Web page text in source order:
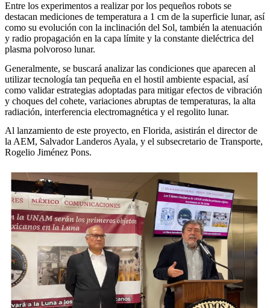
Entre los experimentos a realizar por los pequeños robots se
destacan mediciones de temperatura a 1 cm de la superficie lunar, así
como su evolución con la inclinación del Sol, también la atenuación
y radio propagación en la capa límite y la constante dieléctrica del
plasma polvoroso lunar.
Generalmente, se buscará analizar las condiciones que aparecen al
utilizar tecnología tan pequeña en el hostil ambiente espacial, así
como validar estrategias adoptadas para mitigar efectos de vibración
y choques del cohete, variaciones abruptas de temperaturas, la alta
radiación, interferencia electromagnética y el regolito lunar.
Al lanzamiento de este proyecto, en Florida, asistirán el director de
la AEM, Salvador Landeros Ayala, y el subsecretario de Transporte,
Rogelio Jiménez Pons.